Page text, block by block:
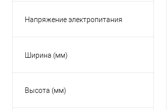
Напряжение электропитания
Ширина (мм)
Высота (мм)